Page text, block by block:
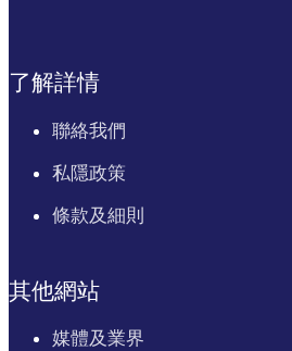
了解詳情
聯絡我們
私隱政策
條款及細則
其他網站
媒體及業界